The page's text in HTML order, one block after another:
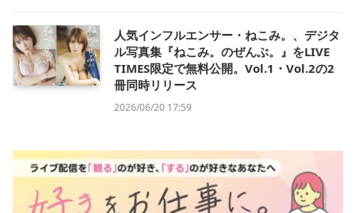
人気インフルエンサー・ねこみ。、デジタ
ル写真集『ねこみ。のぜんぶ。』をLIVE
TIMES限定で無料公開。Vol.1・Vol.2の2
冊同時リリース
2026/06/20 17:59